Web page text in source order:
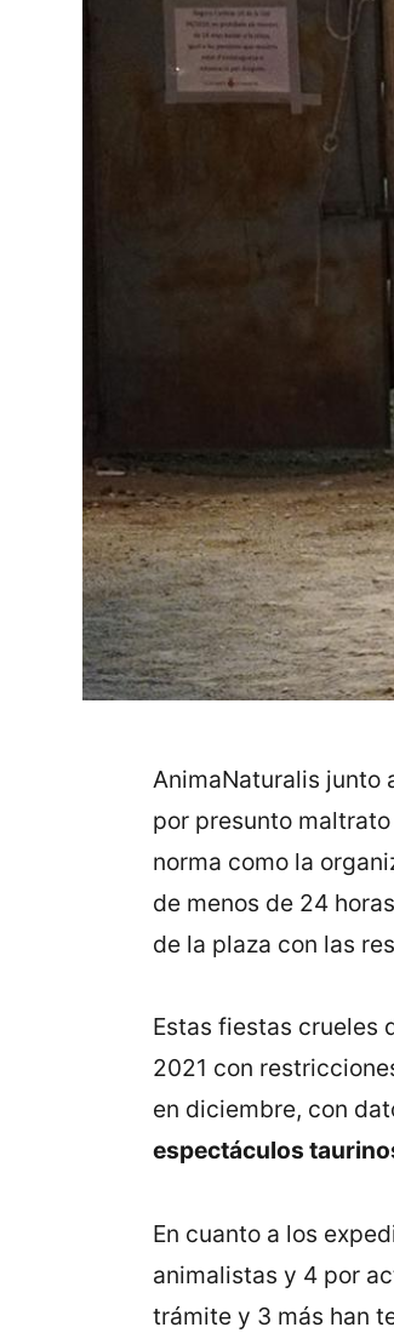
AnimaNaturalis junto
por presunto
norma como la
de menos de 24
de la plaza con las
Estas fiestas crueles
2021 con
en diciembre, con
espectáculos
En cuanto a los
animalistas y 4 por
trámite y 3 más han